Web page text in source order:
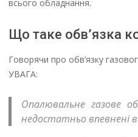
всього обладнання.
Що таке обв’язка
Говорячи про обв’язку
УВАГА:
Опалювальне газове
недостатньо впевнені в